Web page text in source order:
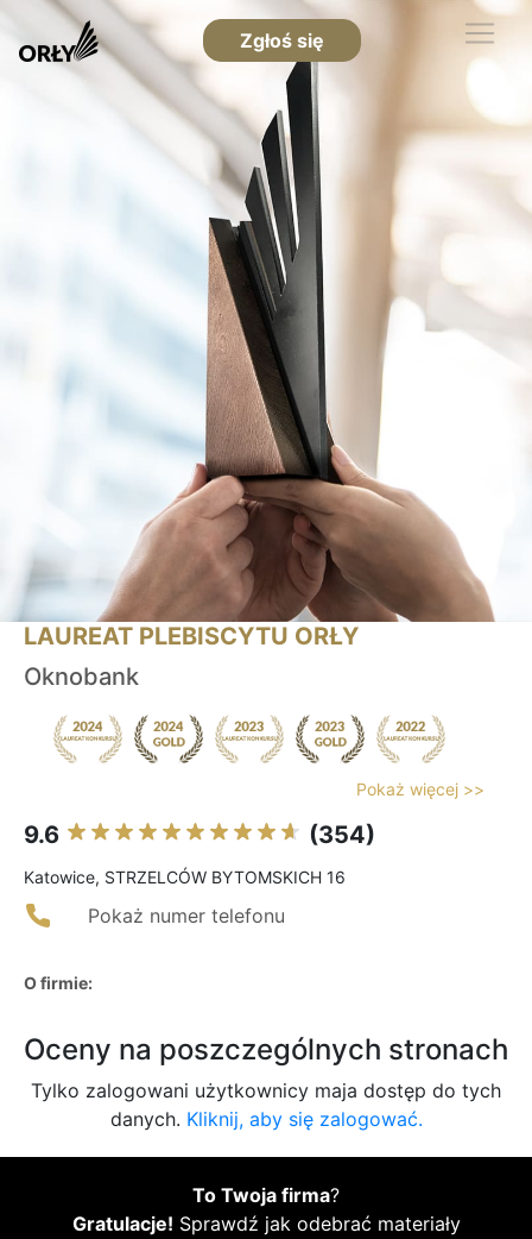
Zgłoś się
LAUREAT PLEBISCYTU ORŁY
Oknobank
Pokaż więcej >>
9.6 (354)
Katowice, STRZELCÓW BYTOMSKICH 16
Pokaż numer telefonu
O firmie:
Oceny na poszczególnych stronach
Tylko zalogowani użytkownicy maja dostęp do tych
danych. Kliknij, aby się zalogować.
To Twoja firma?
Gratulacje! Sprawdź jak odebrać materiały